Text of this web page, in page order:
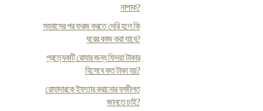
নাপাক?
সহবাসের পর ফরজ করতে দেরি হলে কি
ঘরের কাজ করা যাবে?
প্রত্যেকটি রোযার জন্য ফিদয়া টাকার
হিসেবে কত টাকা হয়?
রোযাদারকে ইফতার করানোর ফজীলত
জানতে চাই?